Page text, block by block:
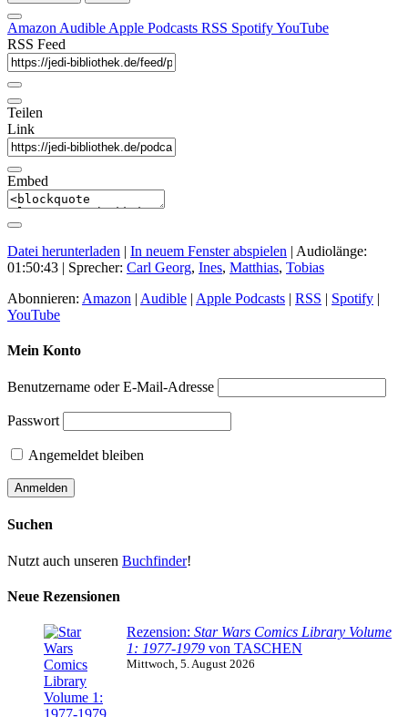
Amazon Audible Apple Podcasts RSS SpotifyYouTube
RSS Feed
Teilen
Link
Embed
Datei herunterladen | In neuem Fenster abspielen | Audiolänge:
01:50:43 | Sprecher: Carl Georg, Ines, Matthias, Tobias
Abonnieren: Amazon | Audible | Apple Podcasts | RSS | Spotify |
YouTube
Mein Konto
Benutzername oder E-Mail-Adresse
Passwort
Angemeldet bleiben
Suchen
Nutzt auch unseren Buchfinder!
Neue Rezensionen
Rezension: Star Wars Comics Library Volume
1: 1977-1979 von TASCHEN
Mittwoch, 5. August 2026